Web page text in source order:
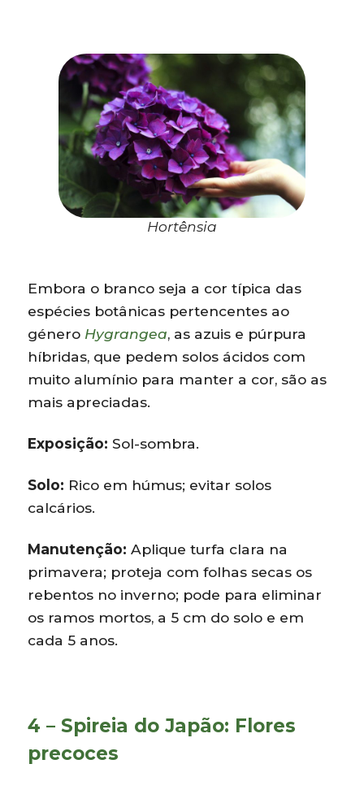
Hortênsia
Embora o branco seja a cor típica das
espécies botânicas pertencentes ao
género Hygrangea, as azuis e púrpura
híbridas, que pedem solos ácidos com
muito alumínio para manter a cor, são as
mais apreciadas.
Exposição: Sol-sombra.
Solo: Rico em húmus; evitar solos
calcários.
Manutenção: Aplique turfa clara na
primavera; proteja com folhas secas os
rebentos no inverno; pode para eliminar
os ramos mortos, a 5 cm do solo e em
cada 5 anos.
4 – Spireia do Japão: Flores
precoces